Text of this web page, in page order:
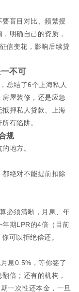
盲目对比、频繁授
明确自己的资质，
信变花，影响后续贷
不可
总结了6个上海私人
屋装修，还是应急
抵押私人贷款、上海
有陷阱。
规
地方。
都绝对不能提前扣除
必须清晰，月息、年
年期LPR的4倍（目前
可以拒绝偿还。
息0.5%，等你签了
倍；还有的机构，
一次性还本金，一旦